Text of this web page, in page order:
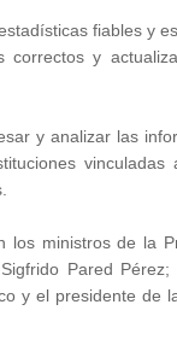
fiables y
y
y analizar las
vinculadas
los ministros de la
Pared
y el presidente de